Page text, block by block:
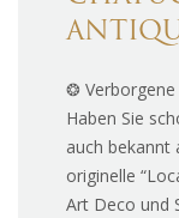
❂ Verborgene
Haben Sie
auch bekannt
originelle
Art Deco und